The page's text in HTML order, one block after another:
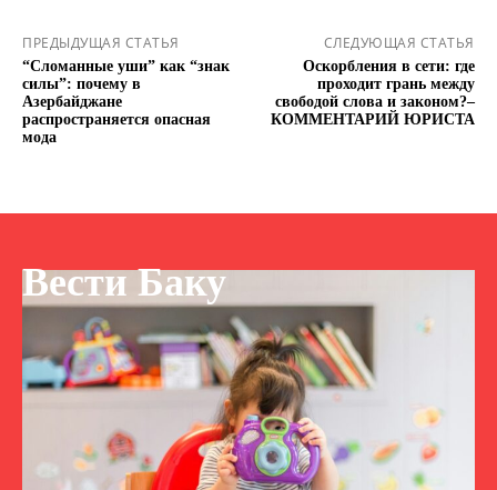
ПРЕДЫДУЩАЯ СТАТЬЯ
“Сломанные уши” как “знак
силы”: почему в
Азербайджане
распространяется опасная
мода
СЛЕДУЮЩАЯ СТАТЬЯ
Оскорбления в сети: где
проходит грань между
свободой слова и законом?–
КОММЕНТАРИЙ ЮРИСТА
Вести Баку